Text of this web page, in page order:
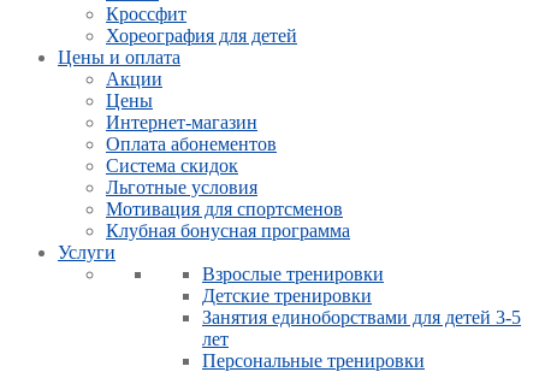
Кроссфит
Хореография для детей
Цены и оплата
Акции
Цены
Интернет-магазин
Оплата абонементов
Система скидок
Льготные условия
Мотивация для спортсменов
Клубная бонусная программа
Услуги
Взрослые тренировки
Детские тренировки
Занятия единоборствами для детей 3-5
лет
Персональные тренировки